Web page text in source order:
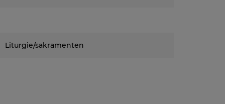
Liturgie/sakramenten